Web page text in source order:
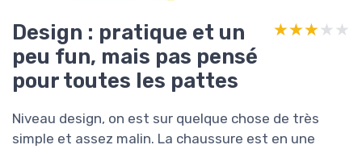
Design : pratique et un
peu fun, mais pas pensé
pour toutes les pattes
★★★★★
★★★★★
Niveau design, on est sur quelque chose de très
simple et assez malin. La chaussure est en une